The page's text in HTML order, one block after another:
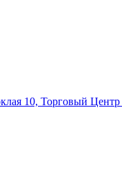
10, Торговый